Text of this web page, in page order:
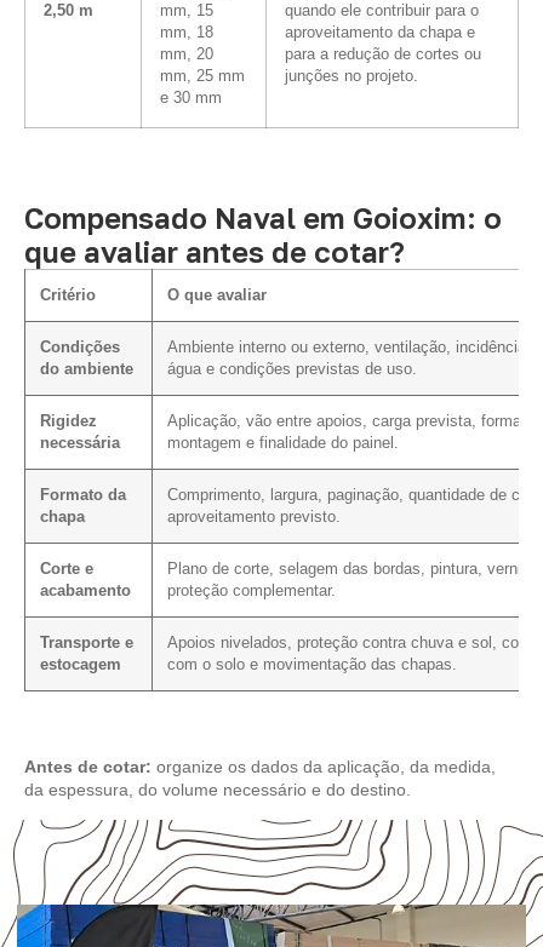
2,50 m
mm, 15
mm, 18
mm, 20
mm, 25 mm
e 30 mm
quando ele contribuir para o
aproveitamento da chapa e
para a redução de cortes ou
junções no projeto.
Compensado Naval em Goioxim: o
que avaliar antes de cotar?
Critério O que avaliar
Condições
do ambiente
Ambiente interno ou externo, ventilação, incidência
água e condições previstas de uso.
Rigidez
necessária
Aplicação, vão entre apoios, carga prevista, forma de
montagem e finalidade do painel.
Formato da
chapa
Comprimento, largura, paginação, quantidade de
aproveitamento previsto.
Corte e
acabamento
Plano de corte, selagem das bordas, pintura, verniz
proteção complementar.
Transporte e
estocagem
Apoios nivelados, proteção contra chuva e sol,
com o solo e movimentação das chapas.
Antes de cotar: organize os dados da aplicação, da medida,
da espessura, do volume necessário e do destino.